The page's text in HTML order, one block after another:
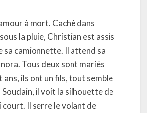
à mort. Caché dans
la pluie, Christian est assis
sa camionnette. Il attend sa
Tous deux sont mariés
ans, ils ont un fils, tout semble
Soudain, il voit la silhouette de
court. Il serre le volant de